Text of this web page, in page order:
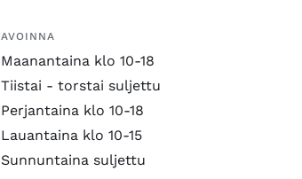
AVOINNA
Maanantaina klo 10-18
Tiistai - torstai suljettu
Perjantaina klo 10-18
Lauantaina klo 10-15
Sunnuntaina suljettu